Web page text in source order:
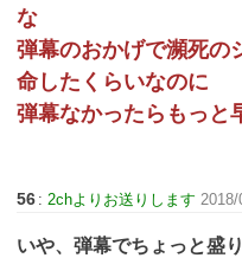
な
弾幕のおかげで瀕死の
命したくらいなのに
弾幕なかったらもっと
56 :2chよりお送りします
いや、弾幕でちょっと盛